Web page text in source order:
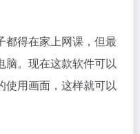
都得在家上网课，但最
脑。现在这款软件可以
使用画面，这样就可以